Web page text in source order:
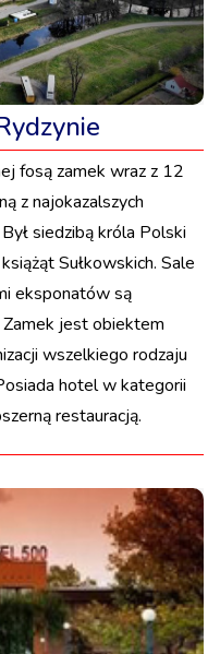
fosą zamek wraz z 12
z najokazalszych
siedzibą króla Polski
Sułkowskich. Sale
eksponatów są
jest obiektem
wszelkiego rodzaju
hotel w kategorii
restauracją.